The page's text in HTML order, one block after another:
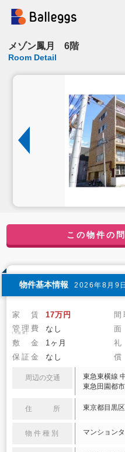
メゾン鳳月 6階
Room Detail
この物件の
物件基本情報 2026年8月9
家 賃 17万円 間
管理費
(共益費) なし
敷 金
1ヶ月
保証金
なし
周辺の交通
東急東横線
東急田園都
住 所 東京都目黒
物件種別 マンション